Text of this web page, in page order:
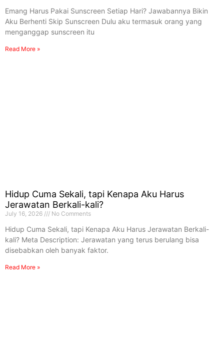
Emang Harus Pakai Sunscreen Setiap Hari? Jawabannya Bikin
Aku Berhenti Skip Sunscreen Dulu aku termasuk orang yang
menganggap sunscreen itu
Read More »
Hidup Cuma Sekali, tapi Kenapa Aku Harus
Jerawatan Berkali-kali?
July 16, 2026 No Comments
Hidup Cuma Sekali, tapi Kenapa Aku Harus Jerawatan Berkali-
kali? Meta Description: Jerawatan yang terus berulang bisa
disebabkan oleh banyak faktor.
Read More »